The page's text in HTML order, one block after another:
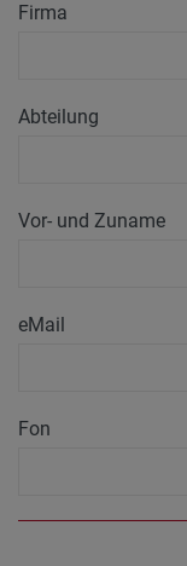
Firma
Abteilung
Vor- und Zuname
eMail
Fon